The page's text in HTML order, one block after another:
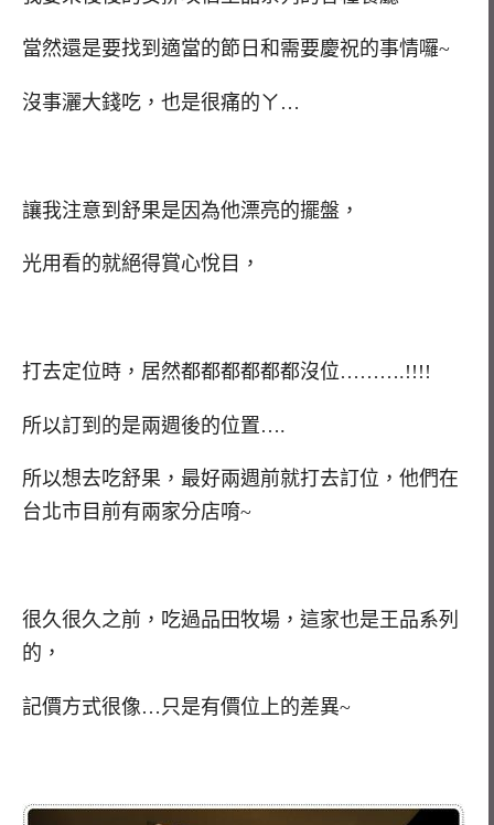
當然還是要找到適當的節日和需要慶祝的事情囉~
沒事灑大錢吃，也是很痛的ㄚ…
讓我注意到舒果是因為他漂亮的擺盤，
光用看的就絕得賞心悅目，
打去定位時，居然都都都都都都沒位……….!!!!
所以訂到的是兩週後的位置….
所以想去吃舒果，最好兩週前就打去訂位，他們在
台北市目前有兩家分店唷~
很久很久之前，吃過品田牧場，這家也是王品系列
的，
記價方式很像…只是有價位上的差異~